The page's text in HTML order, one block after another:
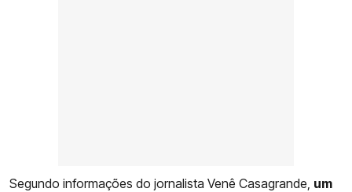
Segundo informações do jornalista Venê Casagrande, um